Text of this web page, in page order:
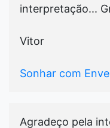
interpretação...
Vitor
Sonhar com
Agradeço pela